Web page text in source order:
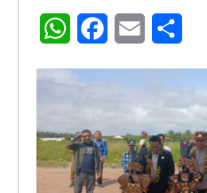
WhatsAppFacebook
Email